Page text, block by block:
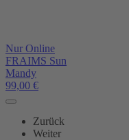
Nur Online
FRAIMS Sun
Mandy
99,00 €
Zurück
Weiter